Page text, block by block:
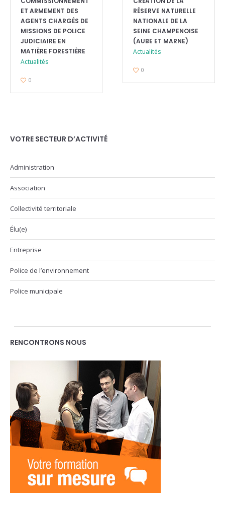
ET ARMEMENT DES
AGENTS CHARGÉS DE
MISSIONS DE POLICE
JUDICIAIRE EN
MATIÈRE FORESTIÈRE
Actualités
0
RÉSERVE NATURELLE
NATIONALE DE LA
SEINE CHAMPENOISE
(AUBE ET MARNE)
Actualités
0
VOTRE SECTEUR D’ACTIVITÉ
Administration
Association
Collectivité territoriale
Élu(e)
Entreprise
Police de l’environnement
Police municipale
RENCONTRONS NOUS